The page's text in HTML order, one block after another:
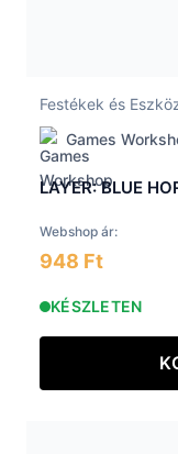
Festékek és
Games
LAYER: BLUE
Webshop ár:
948 Ft
KÉSZLETEN